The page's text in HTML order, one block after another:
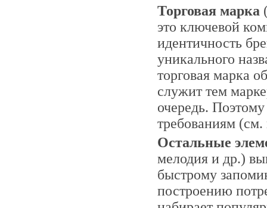
Торговая марка
это ключевой
идентичность
уникального
торговая марка
служит тем
очередь.
требованиям (см.
Остальные
мелодия и др.)
быстрому
построению